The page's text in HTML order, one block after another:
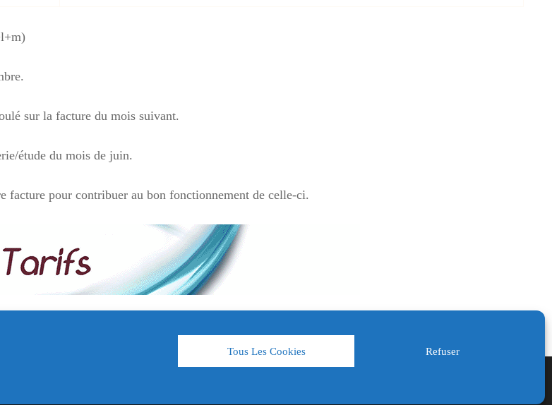
Tous Les Cookies Refuser
sur la facture du mois suivant.
étude du mois de juin.
facture pour contribuer au bon fonctionnement de celle-ci.